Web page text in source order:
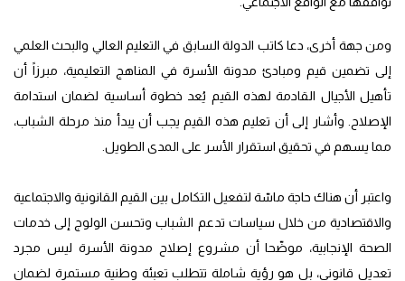
ومن جهة أخرى، دعا كاتب الدولة السابق في التعليم العالي والبحث العلمي
إلى تضمين قيم ومبادئ مدونة الأسرة في المناهج التعليمية، مبرزاً أن
تأهيل الأجيال القادمة لهذه القيم يُعد خطوة أساسية لضمان استدامة
الإصلاح. وأشار إلى أن تعليم هذه القيم يجب أن يبدأ منذ مرحلة الشباب،
مما يسهم في تحقيق استقرار الأسر على المدى الطويل.
واعتبر أن هناك حاجة ماسّة لتفعيل التكامل بين القيم القانونية والاجتماعية
والاقتصادية من خلال سياسات تدعم الشباب وتحسن الولوج إلى خدمات
الصحة الإنجابية، موضّحا أن مشروع إصلاح مدونة الأسرة ليس مجرد
تعديل قانوني، بل هو رؤية شاملة تتطلب تعبئة وطنية مستمرة لضمان